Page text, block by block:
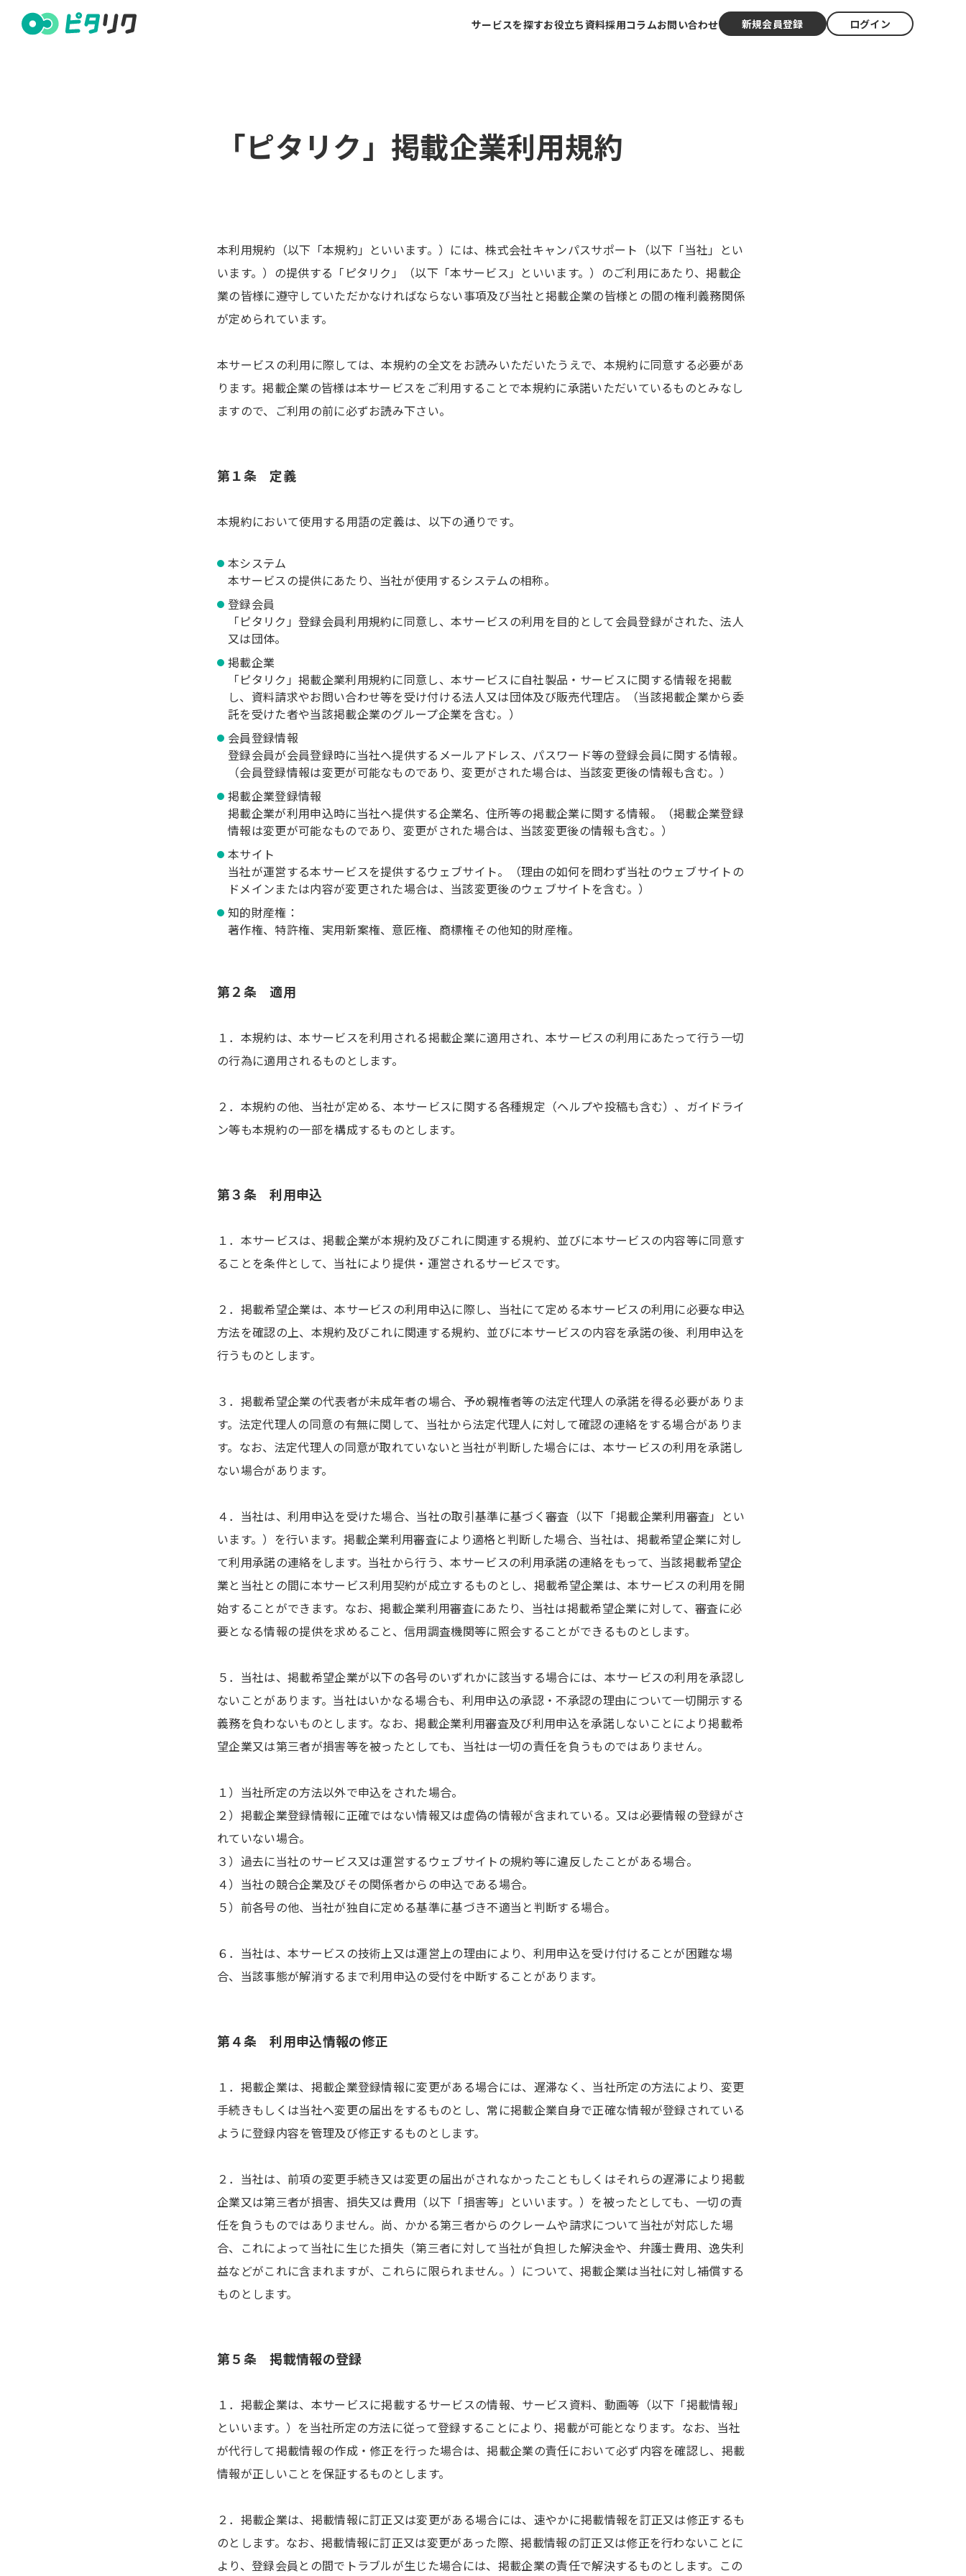
サービスを探すお役立ち資料採用コラムお問い合わせ 新規会員登録 ログイン
「ピタリク」掲載企業利用規約
本利用規約（以下「本規約」といいます。）には、株式会社キャンパスサポート（以下「当社」とい
います。）の提供する「ピタリク」（以下「本サービス」といいます。）のご利用にあたり、掲載企
業の皆様に遵守していただかなければならない事項及び当社と掲載企業の皆様との間の権利義務関係
が定められています。
本サービスの利用に際しては、本規約の全文をお読みいただいたうえで、本規約に同意する必要があ
ります。掲載企業の皆様は本サービスをご利用することで本規約に承諾いただいているものとみなし
ますので、ご利用の前に必ずお読み下さい。
第１条 定義
本規約において使用する用語の定義は、以下の通りです。
本システム
本サービスの提供にあたり、当社が使用するシステムの相称。
登録会員
「ピタリク」登録会員利用規約に同意し、本サービスの利用を目的として会員登録がされた、法人
又は団体。
掲載企業
「ピタリク」掲載企業利用規約に同意し、本サービスに自社製品・サービスに関する情報を掲載
し、資料請求やお問い合わせ等を受け付ける法人又は団体及び販売代理店。（当該掲載企業から委
託を受けた者や当該掲載企業のグループ企業を含む。）
会員登録情報
登録会員が会員登録時に当社へ提供するメールアドレス、パスワード等の登録会員に関する情報。
（会員登録情報は変更が可能なものであり、変更がされた場合は、当該変更後の情報も含む。）
掲載企業登録情報
掲載企業が利用申込時に当社へ提供する企業名、住所等の掲載企業に関する情報。（掲載企業登録
情報は変更が可能なものであり、変更がされた場合は、当該変更後の情報も含む。）
本サイト
当社が運営する本サービスを提供するウェブサイト。（理由の如何を問わず当社のウェブサイトの
ドメインまたは内容が変更された場合は、当該変更後のウェブサイトを含む。）
知的財産権：
著作権、特許権、実用新案権、意匠権、商標権その他知的財産権。
第２条 適用
１．本規約は、本サービスを利用される掲載企業に適用され、本サービスの利用にあたって行う一切
の行為に適用されるものとします。
２．本規約の他、当社が定める、本サービスに関する各種規定（ヘルプや投稿も含む）、ガイドライ
ン等も本規約の一部を構成するものとします。
第３条 利用申込
１．本サービスは、掲載企業が本規約及びこれに関連する規約、並びに本サービスの内容等に同意す
ることを条件として、当社により提供・運営されるサービスです。
２．掲載希望企業は、本サービスの利用申込に際し、当社にて定める本サービスの利用に必要な申込
方法を確認の上、本規約及びこれに関連する規約、並びに本サービスの内容を承諾の後、利用申込を
行うものとします。
３．掲載希望企業の代表者が未成年者の場合、予め親権者等の法定代理人の承諾を得る必要がありま
す。法定代理人の同意の有無に関して、当社から法定代理人に対して確認の連絡をする場合がありま
す。なお、法定代理人の同意が取れていないと当社が判断した場合には、本サービスの利用を承諾し
ない場合があります。
４．当社は、利用申込を受けた場合、当社の取引基準に基づく審査（以下「掲載企業利用審査」とい
います。）を行います。掲載企業利用審査により適格と判断した場合、当社は、掲載希望企業に対し
て利用承諾の連絡をします。当社から行う、本サービスの利用承諾の連絡をもって、当該掲載希望企
業と当社との間に本サービス利用契約が成立するものとし、掲載希望企業は、本サービスの利用を開
始することができます。なお、掲載企業利用審査にあたり、当社は掲載希望企業に対して、審査に必
要となる情報の提供を求めること、信用調査機関等に照会することができるものとします。
５．当社は、掲載希望企業が以下の各号のいずれかに該当する場合には、本サービスの利用を承認し
ないことがあります。当社はいかなる場合も、利用申込の承認・不承認の理由について一切開示する
義務を負わないものとします。なお、掲載企業利用審査及び利用申込を承諾しないことにより掲載希
望企業又は第三者が損害等を被ったとしても、当社は一切の責任を負うものではありません。
１）当社所定の方法以外で申込をされた場合。
２）掲載企業登録情報に正確ではない情報又は虚偽の情報が含まれている。又は必要情報の登録がさ
れていない場合。
３）過去に当社のサービス又は運営するウェブサイトの規約等に違反したことがある場合。
４）当社の競合企業及びその関係者からの申込である場合。
５）前各号の他、当社が独自に定める基準に基づき不適当と判断する場合。
６．当社は、本サービスの技術上又は運営上の理由により、利用申込を受け付けることが困難な場
合、当該事態が解消するまで利用申込の受付を中断することがあります。
第４条 利用申込情報の修正
１．掲載企業は、掲載企業登録情報に変更がある場合には、遅滞なく、当社所定の方法により、変更
手続きもしくは当社へ変更の届出をするものとし、常に掲載企業自身で正確な情報が登録されている
ように登録内容を管理及び修正するものとします。
２．当社は、前項の変更手続き又は変更の届出がされなかったこともしくはそれらの遅滞により掲載
企業又は第三者が損害、損失又は費用（以下「損害等」といいます。）を被ったとしても、一切の責
任を負うものではありません。尚、かかる第三者からのクレームや請求について当社が対応した場
合、これによって当社に生じた損失（第三者に対して当社が負担した解決金や、弁護士費用、逸失利
益などがこれに含まれますが、これらに限られません。）について、掲載企業は当社に対し補償する
ものとします。
第５条 掲載情報の登録
１．掲載企業は、本サービスに掲載するサービスの情報、サービス資料、動画等（以下「掲載情報」
といいます。）を当社所定の方法に従って登録することにより、掲載が可能となります。なお、当社
が代行して掲載情報の作成・修正を行った場合は、掲載企業の責任において必ず内容を確認し、掲載
情報が正しいことを保証するものとします。
２．掲載企業は、掲載情報に訂正又は変更がある場合には、速やかに掲載情報を訂正又は修正するも
のとします。なお、掲載情報に訂正又は変更があった際、掲載情報の訂正又は修正を行わないことに
より、登録会員との間でトラブルが生じた場合には、掲載企業の責任で解決するものとします。この